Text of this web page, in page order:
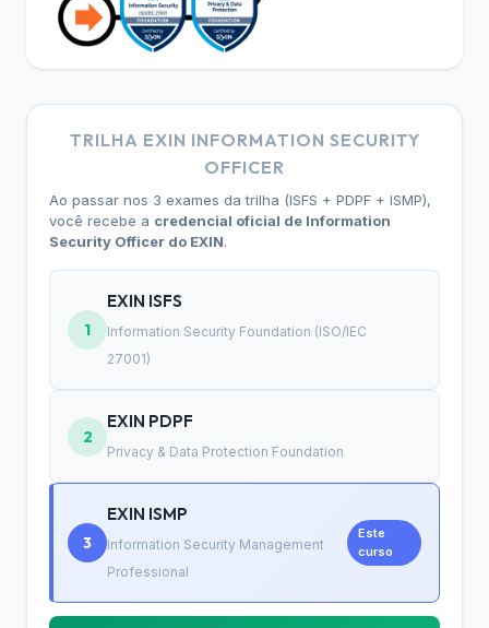
TRILHA EXIN INFORMATION SECURITY
OFFICER
Ao passar nos 3 exames da trilha (ISFS + PDPF + ISMP),
você recebe a credencial oficial de Information
Security Officer do EXIN.
1
EXIN ISFS
Information Security Foundation (ISO/IEC
27001)
2
EXIN PDPF
Privacy & Data Protection Foundation
3
EXIN ISMP
Information Security Management
Professional
Este
curso